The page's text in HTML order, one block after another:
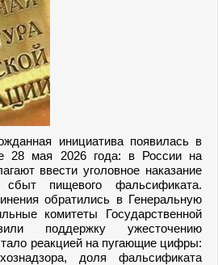
инициатива появилась в
28 мая 2026 года: в России на
ввести уголовное наказание
пищевого фальсификата.
обратились в Генеральную
комитеты Государственной
поддержку ужесточению
реакцией на пугающие цифры:
доля фальсификата